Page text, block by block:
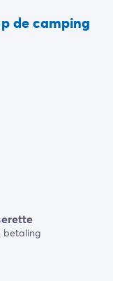
de camping
betaling